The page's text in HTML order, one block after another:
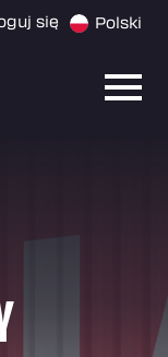
się Polski